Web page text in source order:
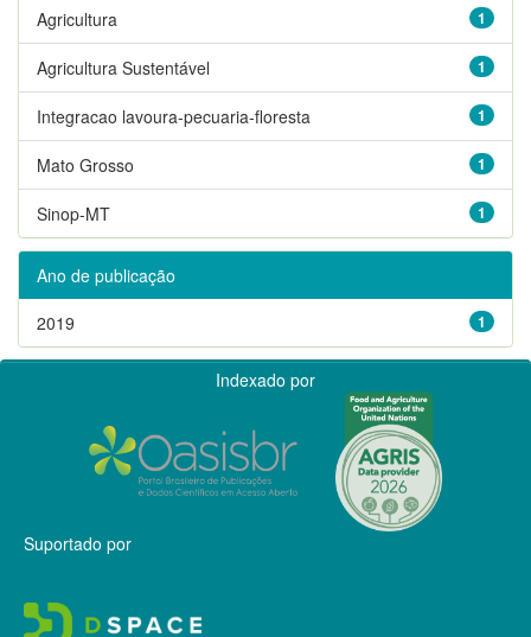
1
Agricultura
1
Agricultura Sustentável
1
Integracao lavoura-pecuaria-floresta
1
Mato Grosso
1
Sinop-MT
Ano de publicação
1
2019
Indexado por
Suportado por